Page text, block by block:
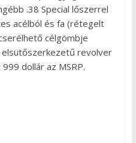
.38 Special lőszerrel
acélból és fa (rétegelt
célgömbje
elsütőszerkezetű revolver
dollár az MSRP.